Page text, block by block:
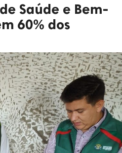
Saúde e Bem-
60% dos